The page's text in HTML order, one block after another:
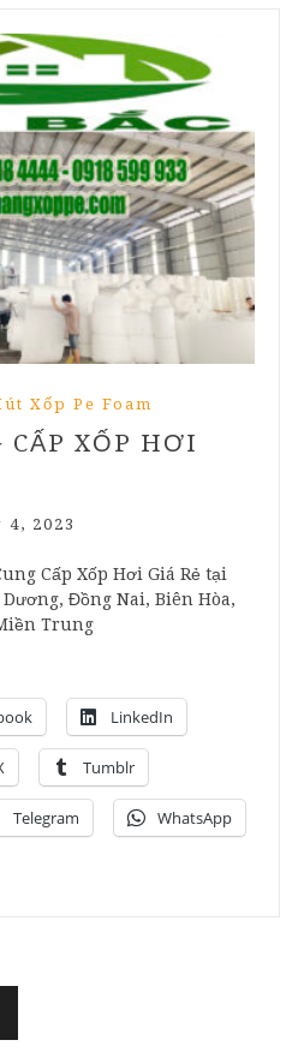
Xốp Pe Foam
CẤP XỐP HƠI
4, 2023
Cấp Xốp Hơi Giá Rẻ tại
Đồng Nai, Biên Hòa,
Trung
LinkedIn
Tumblr
Telegram WhatsApp